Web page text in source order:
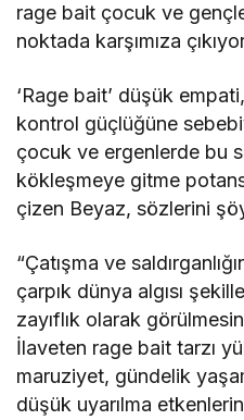
rage bait çocuk ve
noktada karşımıza
‘Rage bait’ düşük
kontrol güçlüğüne
çocuk ve ergenlerde bu
kökleşmeye gitme
çizen Beyaz, sözlerini
“Çatışma ve
çarpık dünya algısı
zayıflık olarak
İlaveten rage bait tarzı
maruziyet, gündelik
düşük uyarılma